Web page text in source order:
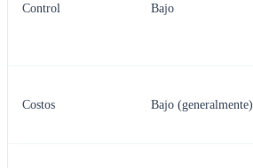
Control Bajo
Costos Bajo (generalmente)